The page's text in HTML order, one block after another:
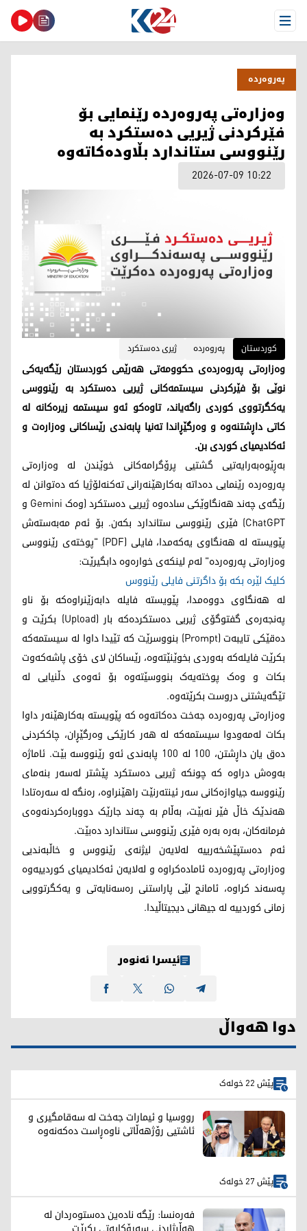
Open Menu
په‌روه‌رده‌
وەزارەتی پەروەردە رێنمایی بۆ
فێرکردنی ژیریی دەستکرد بە
رێنووسی ستاندارد بڵاودەکاتەوە
2026-07-09 10:22
کوردستان پەروەردە ژیری دەستکرد
وەزارەتی پەروەردەی حکوومەتی هەرێمی کوردستان رێگەیەکی
نوێی بۆ فێرکردنی سیستمەکانی ژیریی دەستکرد بە رێنووسی
یەکگرتووی کوردی راگەیاند، تاوەکو ئەو سیستمە زیرەکانە لە
کاتی داڕشتنەوە و وەرگێڕاندا تەنیا پابەندی رێساکانی وەزارەت و
ئەکادیمیای کوردی بن.
بەڕێوەبەرایەتیی گشتیی پرۆگرامەکانی خوێندن لە وەزارەتی
پەروەردە رێنمایی دەداتە بەکارهێنەرانی تەکنەلۆژیا کە دەتوانن لە
رێگەی چەند هەنگاوێکی سادەوە ژیریی دەستکرد (وەک Gemini و
ChatGPT) فێری رێنووسی ستاندارد بکەن. بۆ ئەم مەبەستەش
پێویستە لە هەنگاوی یەکەمدا، فایلی (PDF) "پوختەی رێنووسی
وەزارەتی پەروەردە" لەم لینکەی خوارەوە دابگیرێت:
کلیک لێرە بکە بۆ داگرتنی فایلی رێنووس
لە هەنگاوی دووەمدا، پێویستە فایلە دابەزێنراوەکە بۆ ناو
پەنجەرەی گفتوگۆی ژیریی دەستکردەکە بار (Upload) بکرێت و
دەقێکی تایبەت (Prompt) بنووسرێت کە تێیدا داوا لە سیستمەکە
بکرێت فایلەکە بەوردی بخوێنێتەوە، رێساکان لای خۆی پاشەکەوت
بکات و وەک پوختەیەک بنووسێتەوە بۆ ئەوەی دڵنیایی لە
تێگەیشتنی دروست بکرێتەوە.
وەزارەتی پەروەردە جەخت دەکاتەوە کە پێویستە بەکارهێنەر داوا
بکات لەمەودوا سیستمەکە لە هەر کارێکی وەرگێڕان، چاککردنی
دەق یان داڕشتن، 100 لە 100 پابەندی ئەو رێنووسە بێت. ئاماژە
بەوەش دراوە کە چونکە ژیریی دەستکرد پێشتر لەسەر بنەمای
رێنووسە جیاوازەکانی سەر ئینتەرنێت راهێنراوە، رەنگە لە سەرەتادا
هەندێک خاڵ فێر نەبێت، بەڵام بە چەند جارێک دووبارەکردنەوەی
فرمانەکان، بەرە بەرە فێری رێنووسی ستاندارد دەبێت.
ئەم دەستپێشخەرییە لەلایەن لیژنەی رێنووس و خاڵبەندیی
وەزارەتی پەروەردە ئامادەکراوە و لەلایەن ئەکادیمیای کوردییەوە
پەسەند کراوە، ئامانج لێی پاراستنی رەسەنایەتی و یەکگرتوویی
زمانی کوردییە لە جیهانی دیجیتاڵیدا.
ئیسرا ئەنوەر
دوا هەواڵ
پێش 22 خولەک
رووسیا و ئیمارات جەخت لە سەقامگیری و
ئاشتیی رۆژهەڵاتی ناوەڕاست دەکەنەوە
پێش 27 خولەک
فەرەنسا: رێگە نادەین دەستوەردان لە